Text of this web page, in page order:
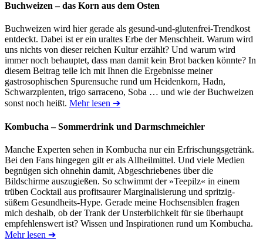
Buchweizen – das Korn aus dem Osten
Buchweizen wird hier gerade als gesund-und-glutenfrei-Trendkost
entdeckt. Dabei ist er ein uraltes Erbe der Menschheit. Warum wird
uns nichts von dieser reichen Kultur erzählt? Und warum wird
immer noch behauptet, dass man damit kein Brot backen könnte? In
diesem Beitrag teile ich mit Ihnen die Ergebnisse meiner
gastrosophischen Spurensuche rund um Heidenkorn, Hadn,
Schwarzplenten, trigo sarraceno, Soba … und wie der Buchweizen
sonst noch heißt. Mehr lesen ➔
Kombucha – Sommerdrink und Darmschmeichler
Manche Experten sehen in Kombucha nur ein Erfrischungsgetränk.
Bei den Fans hingegen gilt er als Allheilmittel. Und viele Medien
begnügen sich ohnehin damit, Abgeschriebenes über die
Bildschirme auszugießen. So schwimmt der »Teepilz« in einem
trüben Cocktail aus profitsaurer Marginalisierung und spritzig-
süßem Gesundheits-Hype. Gerade meine Hochsensiblen fragen
mich deshalb, ob der Trank der Unsterblichkeit für sie überhaupt
empfehlenswert ist? Wissen und Inspirationen rund um Kombucha.
Mehr lesen ➔